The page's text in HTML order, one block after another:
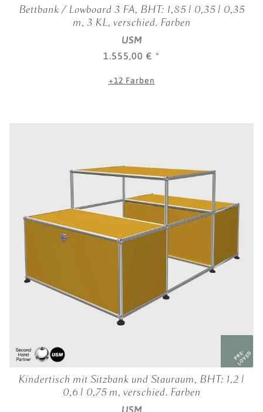
Bettbank / Lowboard 3 FA, BHT: 1,85 | 0,35 | 0,35
m, 3 KL, verschied. Farben
USM
1.555,00 € *
+12 Farben
PRE-
LOVED
Kindertisch mit Sitzbank und Stauraum, BHT: 1,2 |
0,6 | 0,75 m, verschied. Farben
USM